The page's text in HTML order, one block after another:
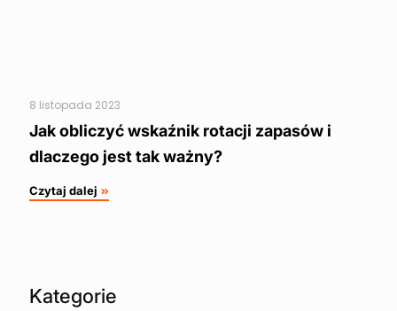
8 listopada 2023
Jak obliczyć wskaźnik rotacji zapasów i
dlaczego jest tak ważny?
Czytaj dalej
Kategorie